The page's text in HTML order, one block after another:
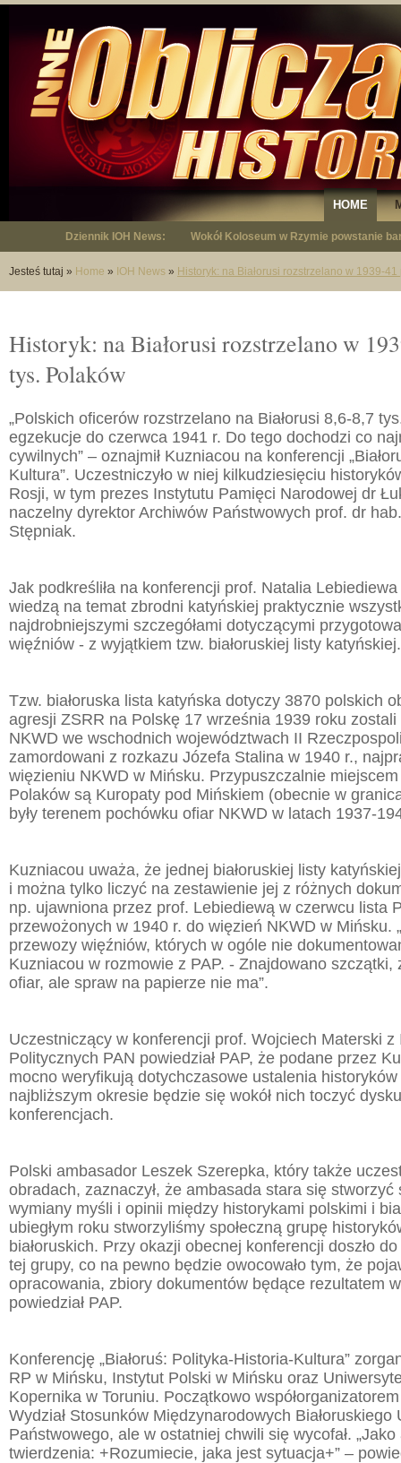
HOME
Dziennik IOH News: Wokół Koloseum w Rzymie powstanie
"Niepodległy - opowieść o Januszu
Jesteś tutaj » Home » IOH News » Historyk: na Białorusi rozstrzelano w 1939-
Historyk: na Białorusi rozstrzelano w
tys. Polaków
„Polskich oficerów rozstrzelano na Białorusi 8,6-8,7
egzekucje do czerwca 1941 r. Do tego dochodzi co
cywilnych” – oznajmił Kuzniacou na konferencji
Kultura”. Uczestniczyło w niej kilkudziesięciu
Rosji, w tym prezes Instytutu Pamięci Narodowej dr
naczelny dyrektor Archiwów Państwowych prof. dr hab.
Stępniak.
Jak podkreśliła na konferencji prof. Natalia
wiedzą na temat zbrodni katyńskiej praktycznie
najdrobniejszymi szczegółami dotyczącymi
więźniów - z wyjątkiem tzw. białoruskiej listy katyńskiej.
Tzw. białoruska lista katyńska dotyczy 3870 polskich
agresji ZSRR na Polskę 17 września 1939 roku
NKWD we wschodnich województwach II
zamordowani z rozkazu Józefa Stalina w 1940 r.,
więzieniu NKWD w Mińsku. Przypuszczalnie
Polaków są Kuropaty pod Mińskiem (obecnie w
były terenem pochówku ofiar NKWD w latach 1937-
Kuzniacou uważa, że jednej białoruskiej listy
i można tylko liczyć na zestawienie jej z różnych
np. ujawniona przez prof. Lebiediewą w czerwcu lista
przewożonych w 1940 r. do więzień NKWD w Mińsku.
przewozy więźniów, których w ogóle nie
Kuzniacou w rozmowie z PAP. - Znajdowano szczątki,
ofiar, ale spraw na papierze nie ma”.
Uczestniczący w konferencji prof. Wojciech Materski
Politycznych PAN powiedział PAP, że podane przez
mocno weryfikują dotychczasowe ustalenia
najbliższym okresie będzie się wokół nich toczyć
konferencjach.
Polski ambasador Leszek Szerepka, który także
obradach, zaznaczył, że ambasada stara się stworzyć
wymiany myśli i opinii między historykami polskimi i
ubiegłym roku stworzyliśmy społeczną grupę
białoruskich. Przy okazji obecnej konferencji doszło
tej grupy, co na pewno będzie owocowało tym, że
opracowania, zbiory dokumentów będące rezultatem
powiedział PAP.
Konferencję „Białoruś: Polityka-Historia-Kultura”
RP w Mińsku, Instytut Polski w Mińsku oraz
Kopernika w Toruniu. Początkowo
Wydział Stosunków Międzynarodowych Białoruskiego
Państwowego, ale w ostatniej chwili się wycofał.
twierdzenia: +Rozumiecie, jaka jest sytuacja+” –